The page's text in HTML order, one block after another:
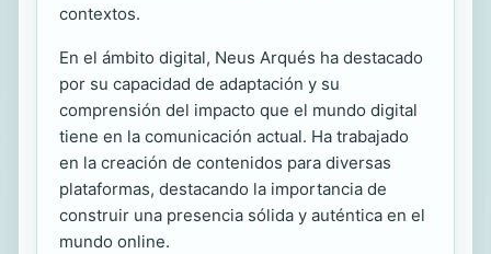
contextos.
En el ámbito digital, Neus Arqués ha destacado
por su capacidad de adaptación y su
comprensión del impacto que el mundo digital
tiene en la comunicación actual. Ha trabajado
en la creación de contenidos para diversas
plataformas, destacando la importancia de
construir una presencia sólida y auténtica en el
mundo online.